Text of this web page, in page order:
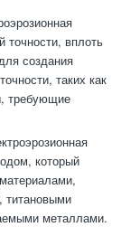
точности, вплоть
создания
таких как
требующие
который
титановыми
металлами.